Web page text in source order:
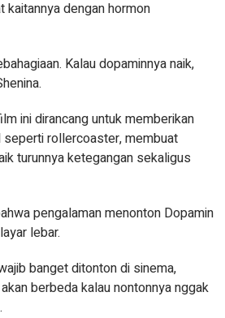
kaitannya dengan hormon
Kalau dopaminnya naik,
ini dirancang untuk memberikan
rollercoaster, membuat
turunnya ketegangan sekaligus
pengalaman menonton Dopamin
lebar.
banget ditonton di sinema,
berbeda kalau nontonnya nggak